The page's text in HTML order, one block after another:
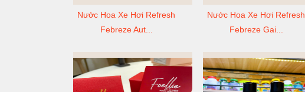
Nước Hoa Xe Hơi Refresh
Febreze Aut...
Nước Hoa Xe Hơi Refresh
Febreze Gai...